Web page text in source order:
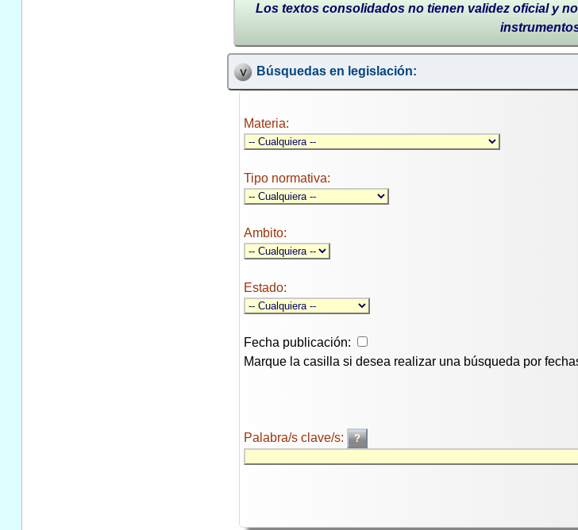
Los textos consolidados no tienen validez oficial y
Búsquedas en legislación:
Materia:
Tipo normativa:
Ambito:
Estado:
Fecha publicación:
Marque la casilla si desea realizar una búsqueda por
Palabra/s clave/s: